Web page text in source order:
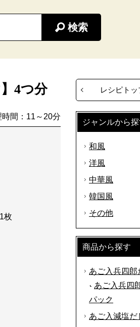
検索
4つ分
時間：11～20分
枚
レシピトッ
ジャンルから
和風
洋風
中華風
韓国風
その他
商品から探す
あご入兵四郎
あご入兵四
パック
あご入減塩だ